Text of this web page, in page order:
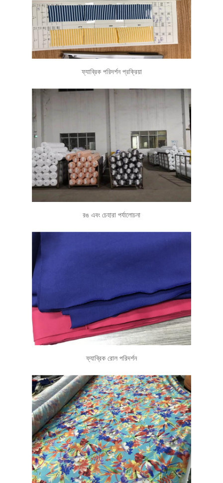
ফ্যাব্রিক পরিদর্শন প্রক্রিয়া
রঙ এবং চেহারা পর্যালোচনা
ফ্যাব্রিক রোল পরিদর্শন